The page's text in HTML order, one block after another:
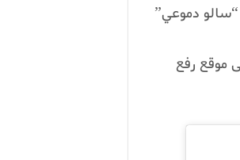
دموعي”
ألف مشاهدة على موقع رفع